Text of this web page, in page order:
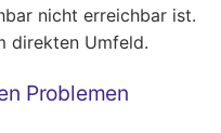
nicht erreichbar ist.
direkten Umfeld.
Problemen